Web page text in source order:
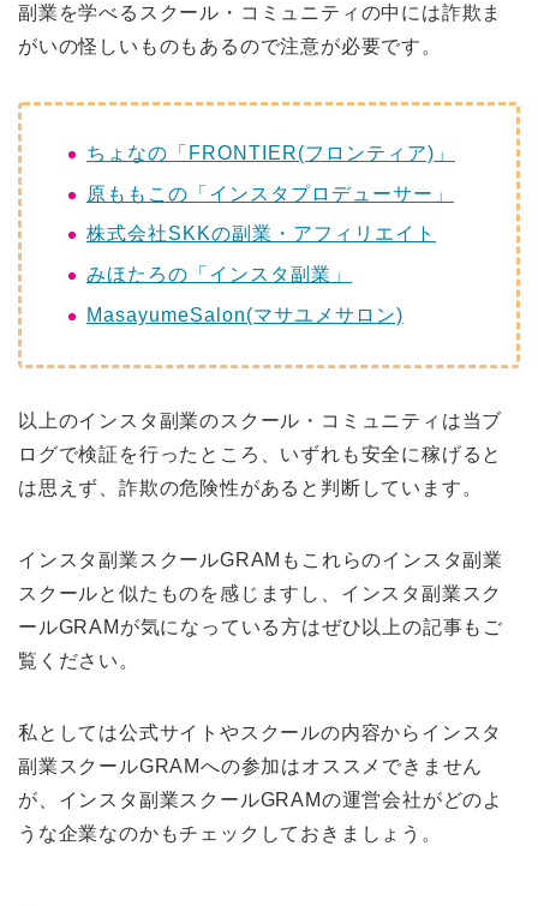
副業を学べるスクール・コミュニティの中には詐欺ま
がいの怪しいものもあるので注意が必要です。
ちょなの「FRONTIER(フロンティア)」
原ももこの「インスタプロデューサー」
株式会社SKKの副業・アフィリエイト
みほたろの「インスタ副業」
MasayumeSalon(マサユメサロン)
以上のインスタ副業のスクール・コミュニティは当ブ
ログで検証を行ったところ、いずれも安全に稼げると
は思えず、詐欺の危険性があると判断しています。
インスタ副業スクールGRAMもこれらのインスタ副業
スクールと似たものを感じますし、インスタ副業スク
ールGRAMが気になっている方はぜひ以上の記事もご
覧ください。
私としては公式サイトやスクールの内容からインスタ
副業スクールGRAMへの参加はオススメできません
が、インスタ副業スクールGRAMの運営会社がどのよ
うな企業なのかもチェックしておきましょう。